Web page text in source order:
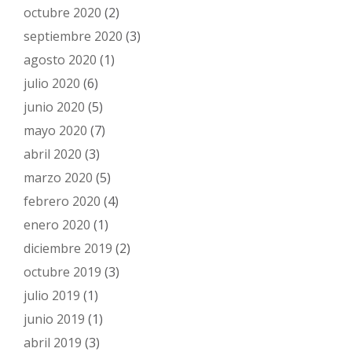
octubre 2020 (2)
septiembre 2020 (3)
agosto 2020 (1)
julio 2020 (6)
junio 2020 (5)
mayo 2020 (7)
abril 2020 (3)
marzo 2020 (5)
febrero 2020 (4)
enero 2020 (1)
diciembre 2019 (2)
octubre 2019 (3)
julio 2019 (1)
junio 2019 (1)
abril 2019 (3)